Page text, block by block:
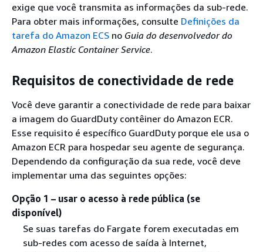
exige que você transmita as informações da sub-rede.
Para obter mais informações, consulte Definições da
tarefa do Amazon ECS no Guia do desenvolvedor do
Amazon Elastic Container Service.
Requisitos de conectividade de rede
Você deve garantir a conectividade de rede para baixar
a imagem do GuardDuty contêiner do Amazon ECR.
Esse requisito é específico GuardDuty porque ele usa o
Amazon ECR para hospedar seu agente de segurança.
Dependendo da configuração da sua rede, você deve
implementar uma das seguintes opções:
Opção 1 – usar o acesso à rede pública (se
disponível)
Se suas tarefas do Fargate forem executadas em
sub-redes com acesso de saída à Internet,